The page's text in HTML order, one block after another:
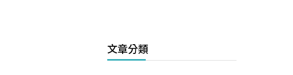
文章分類